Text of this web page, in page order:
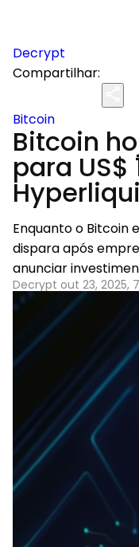
Decrypt
Compartilhar:
Bitcoin
Bitcoin
para US$
Enquanto o Bitcoin
dispara após
anunciar
Decrypt out 23, 2025,